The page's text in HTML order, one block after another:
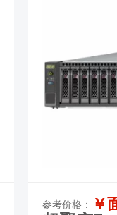
参考价格： ￥